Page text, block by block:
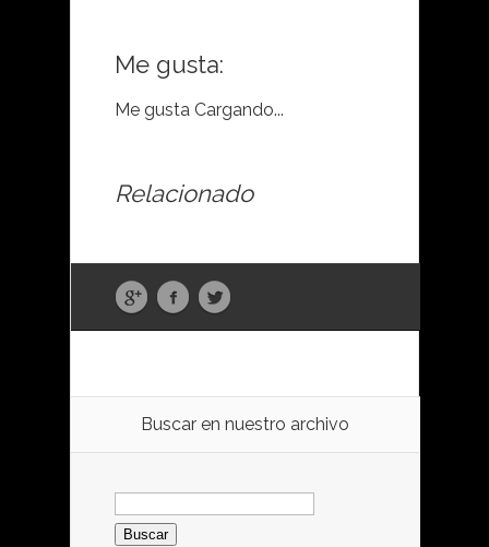
Me gusta:
Me gusta Cargando...
Relacionado
Buscar en nuestro archivo
Buscar: